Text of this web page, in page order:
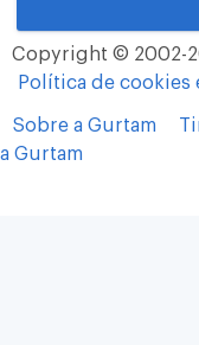
Copyright © 2002-
Política de cookies
Sobre a Gurtam
a Gurtam